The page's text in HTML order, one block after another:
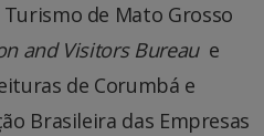
de Mato Grosso
and Visitors Bureaue
de Corumbá e
Brasileira das Empresas